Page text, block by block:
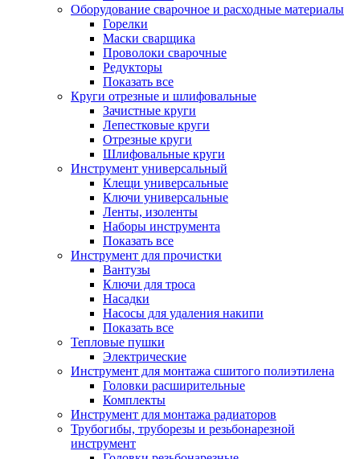
Оборудование сварочное и расходные материалы
Горелки
Маски сварщика
Проволоки сварочные
Редукторы
Показать все
Круги отрезные и шлифовальные
Зачистные круги
Лепестковые круги
Отрезные круги
Шлифовальные круги
Инструмент универсальный
Клещи универсальные
Ключи универсальные
Ленты, изоленты
Наборы инструмента
Показать все
Инструмент для прочистки
Вантузы
Ключи для троса
Насадки
Насосы для удаления накипи
Показать все
Тепловые пушки
Электрические
Инструмент для монтажа сшитого полиэтилена
Головки расширительные
Комплекты
Инструмент для монтажа радиаторов
Трубогибы, труборезы и резьбонарезной
инструмент